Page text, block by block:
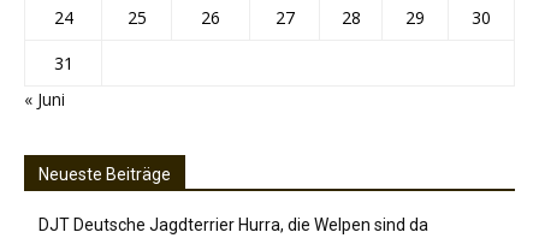
24
25 26 27 28 29
30
31
« Juni
Neueste Beiträge
DJT Deutsche Jagdterrier Hurra, die Welpen sind da